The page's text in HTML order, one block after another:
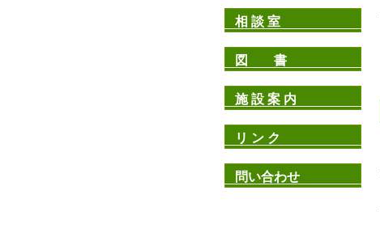
相 談 室
図 書
施 設 案 内
リ ン ク
問い合わせ